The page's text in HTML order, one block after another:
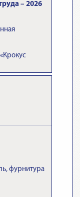
– 2026
фурнитура